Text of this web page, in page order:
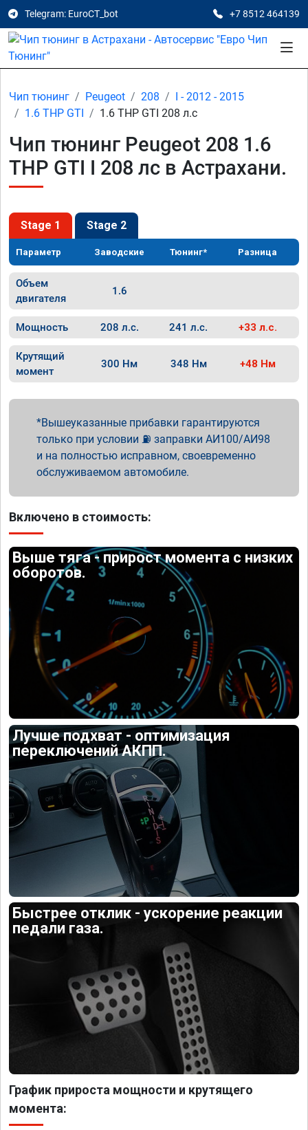
Telegram: EuroCT_bot +7 8512 464139
Чип тюнинг Peugeot 208
I - 2012 - 2015
1.6 THP GTI
1.6 THP GTI 208 л.с
Чип тюнинг Peugeot 208 1.6
THP GTI I 208 лс в Астрахани.
Stage 1 Stage 2
Параметр Заводские Тюнинг* Разница
Объем
двигателя
1.6
Мощность 208 л.с. 241 л.с. +33 л.с.
Крутящий
момент
300 Нм 348 Нм +48 Нм
Вышеуказанные прибавки гарантируются
только при условии ⛽ заправки АИ100/АИ98
и на полностью исправном, своевременно
обслуживаемом автомобиле.
Включено в стоимость:
Выше тяга - прирост момента с низких
оборотов.
Лучше подхват - оптимизация
переключений АКПП.
Быстрее отклик - ускорение реакции
педали газа.
График прироста мощности и крутящего
момента: